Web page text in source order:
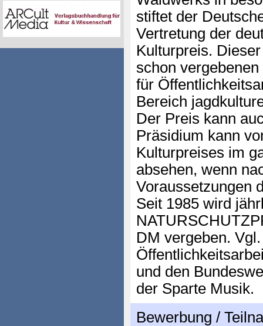
stiftet der
Vertretung der
Kulturpreis.
schon
für
Bereich
Der Preis kann
Präsidium kann
Kulturpreises im
absehen, wenn
Voraussetzungen
Seit 1985 wird
DM vergeben.
und den
der Sparte Musik.
Bewerbung /